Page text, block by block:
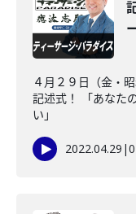
４月２９日（金・
記述式！ 「あなた
い」
2022.04.29 |